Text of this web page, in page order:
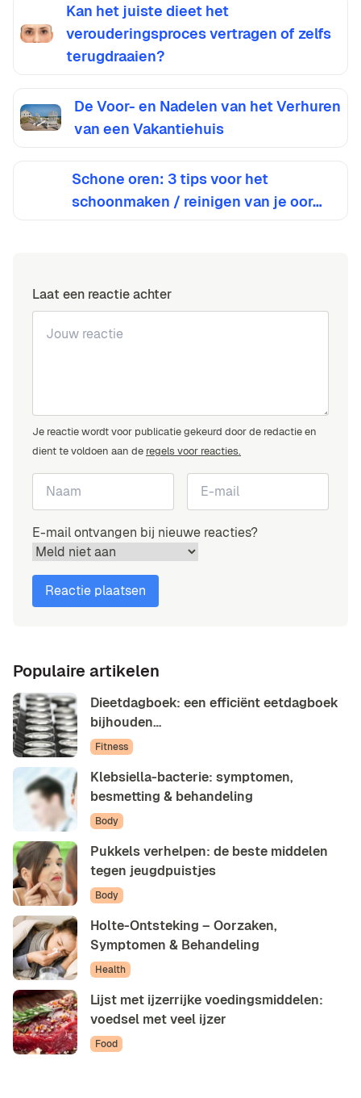
Kan het juiste dieet het
verouderingsproces vertragen of zelfs
terugdraaien?
De Voor- en Nadelen van het Verhuren
van een Vakantiehuis
Schone oren: 3 tips voor het
schoonmaken / reinigen van je oor…
Laat een reactie achter
Je reactie wordt voor publicatie gekeurd door de redactie en
dient te voldoen aan de regels voor reacties.
E-mail ontvangen bij nieuwe reacties?
Populaire artikelen
Dieetdagboek: een efficiënt eetdagboek
bijhouden…
Fitness
Klebsiella-bacterie: symptomen,
besmetting & behandeling
Body
Pukkels verhelpen: de beste middelen
tegen jeugdpuistjes
Body
Holte-Ontsteking – Oorzaken,
Symptomen & Behandeling
Health
Lijst met ijzerrijke voedingsmiddelen:
voedsel met veel ijzer
Food